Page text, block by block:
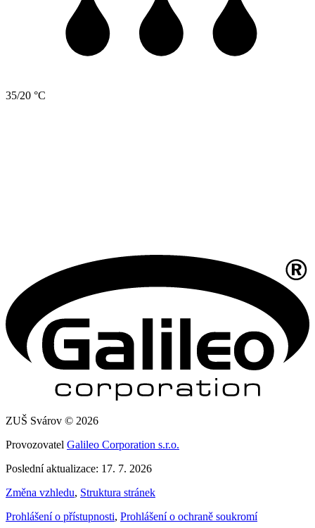
35/20 °C
ZUŠ Svárov © 2026
Provozovatel Galileo Corporation s.r.o.
Poslední aktualizace: 17. 7. 2026
Změna vzhledu, Struktura stránek
Prohlášení o přístupnosti, Prohlášení o ochraně soukromí